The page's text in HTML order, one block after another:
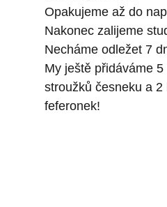
Opakujeme až do
Nakonec zalijeme
Necháme odležet 7
My ještě přidáváme
stroužků česneku a 2
feferonek!